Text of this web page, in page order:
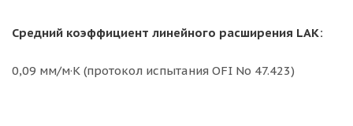
Средний коэффициент линейного расширения LAK:
0,09 мм/м·K (протокол испытания OFI No 47.423)